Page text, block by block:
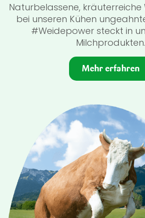
Naturbelassene, kräuterreiche
bei unseren Kühen
#Weidepower steckt in
Milchprodukten.
Mehr erfahren